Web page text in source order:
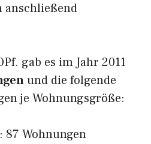
anschließend
gab es im Jahr 2011
und die folgende
je Wohnungsgröße:
87 Wohnungen